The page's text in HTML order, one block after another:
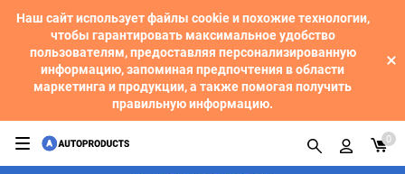
Наш сайт использует файлы cookie и похожие технологии,
чтобы гарантировать максимальное удобство
пользователям, предоставляя персонализированную
информацию, запоминая предпочтения в области
маркетинга и продукции, а также помогая получить
правильную информацию.
0